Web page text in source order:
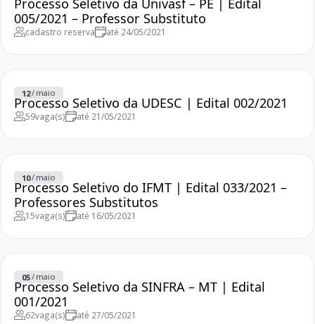
Processo Seletivo da Univasf – PE | Edital
005/2021 – Professor Substituto
cadastro reserva até 24/05/2021
12/ maio
Processo Seletivo da UDESC | Edital 002/2021
59vaga(s) até 21/05/2021
10/ maio
Processo Seletivo do IFMT | Edital 033/2021 –
Professores Substitutos
15vaga(s) até 16/05/2021
05/ maio
Processo Seletivo da SINFRA – MT | Edital
001/2021
62vaga(s) até 27/05/2021